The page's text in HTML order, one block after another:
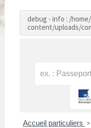
debug - info : /
content/uploads/
Accueil particuliers >